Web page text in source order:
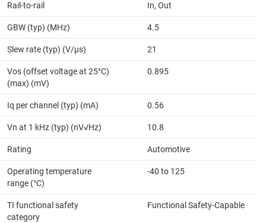
Rail-to-rail In, Out
GBW (typ) (MHz) 4.5
Slew rate (typ) (V/µs) 21
Vos (offset voltage at 25°C)
(max) (mV)
0.895
Iq per channel (typ) (mA) 0.56
Vn at 1 kHz (typ) (nV√Hz) 10.8
Rating Automotive
Operating temperature
range (°C)
-40 to 125
TI functional safety
category
Functional Safety-Capable